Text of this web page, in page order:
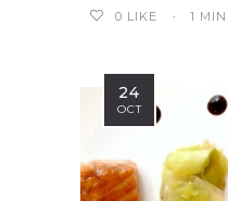
0 LIKE 1
24
OCT